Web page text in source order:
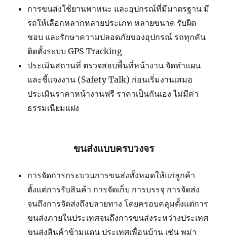
การขนส่งใช้ยานพาหนะ และอุปกรณ์ที่มีมาตรฐาน มี
รถให้เลือกหลากหลายประเภท หลายขนาด รับผิด
ชอบ และรักษาความปลอดภัยของอุปกรณ์ รถทุกคัน
ติดตั้งระบบ GPS Tracking
ประเมินสถานที่ ตรวจสอบพื้นที่หน้างาน จัดทำแผน
และชี้แจงงาน (Safety Talk) ก่อนเริ่มงานเสมอ
ประเมินราคาหน้างานฟรี ราคาเป็นกันเอง ไม่มีค่า
ธรรมเนียมแฝง
ขนส่งแบบครบวงจร
การจัดการกระบวนการขนส่งทั้งหมดให้แก่ลูกค้า
ตั้งแต่การรับสินค้า การจัดเก็บ การบรรจุ การจัดส่ง
จนถึงการจัดส่งถึงปลายทาง โดยครอบคลุมตั้งแต่การ
ขนส่งภายในประเทศจนถึงการขนส่งระหว่างประเทศ
ขนส่งสินค้าข้ามแดน ประเทศเพื่อนบ้าน เช่น พม่า